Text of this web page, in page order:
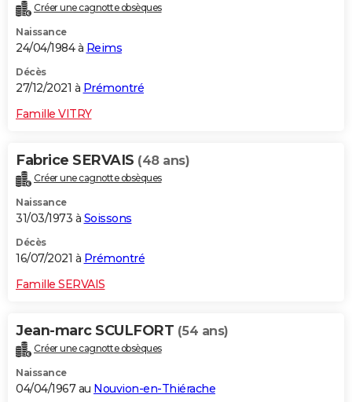
Créer une cagnotte obsèques
Naissance
24/04/1984 à Reims
Décès
27/12/2021 à Prémontré
Famille VITRY
Fabrice SERVAIS (48 ans)
Créer une cagnotte obsèques
Naissance
31/03/1973 à Soissons
Décès
16/07/2021 à Prémontré
Famille SERVAIS
Jean-marc SCULFORT (54 ans)
Créer une cagnotte obsèques
Naissance
04/04/1967 au Nouvion-en-Thiérache